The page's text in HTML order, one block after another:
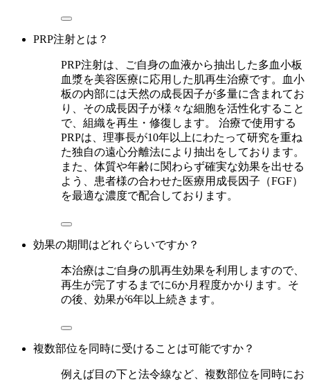
PRP注射とは？
PRP注射は、ご自身の血液から抽出した多血小板
血漿を美容医療に応用した肌再生治療です。血小
板の内部には天然の成長因子が多量に含まれてお
り、その成長因子が様々な細胞を活性化すること
で、組織を再生・修復します。 治療で使用する
PRPは、理事長が10年以上にわたって研究を重ね
た独自の遠心分離法により抽出をしております。
また、体質や年齢に関わらず確実な効果を出せる
よう、患者様の合わせた医療用成長因子（FGF）
を最適な濃度で配合しております。
効果の期間はどれぐらいですか？
本治療はご自身の肌再生効果を利用しますので、
再生が完了するまでに6か月程度かかります。そ
の後、効果が6年以上続きます。
複数部位を同時に受けることは可能ですか？
例えば目の下と法令線など、複数部位を同時にお